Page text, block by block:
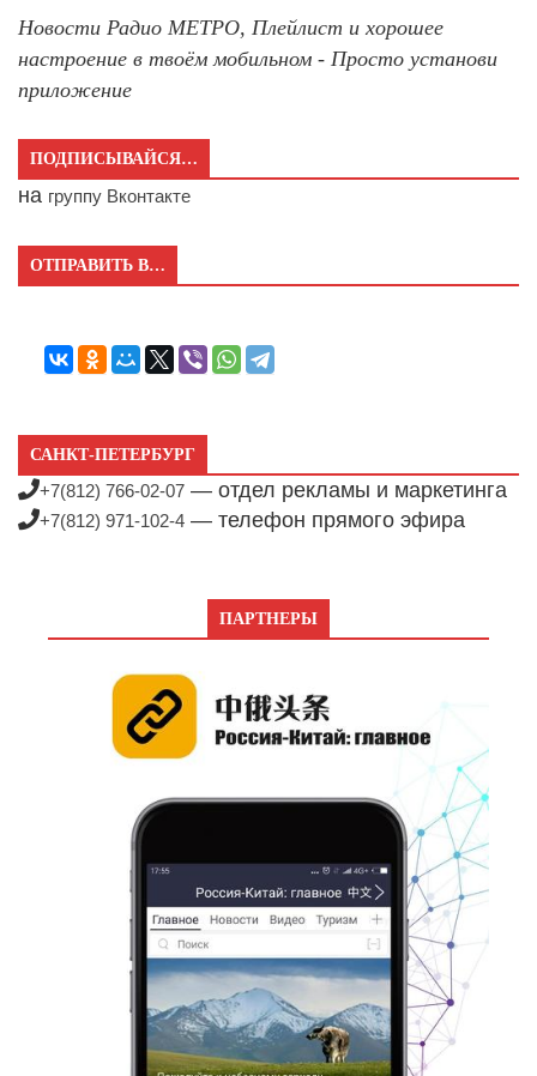
Новости Радио МЕТРО, Плейлист и хорошее
настроение в твоём мобильном - Просто установи
приложение
ПОДПИСЫВАЙСЯ…
на группу Вконтакте
ОТПРАВИТЬ В…
САНКТ-ПЕТЕРБУРГ
+7(812) 766-02-07 — отдел рекламы и маркетинга
+7(812) 971-102-4 — телефон прямого эфира
ПАРТНЕРЫ